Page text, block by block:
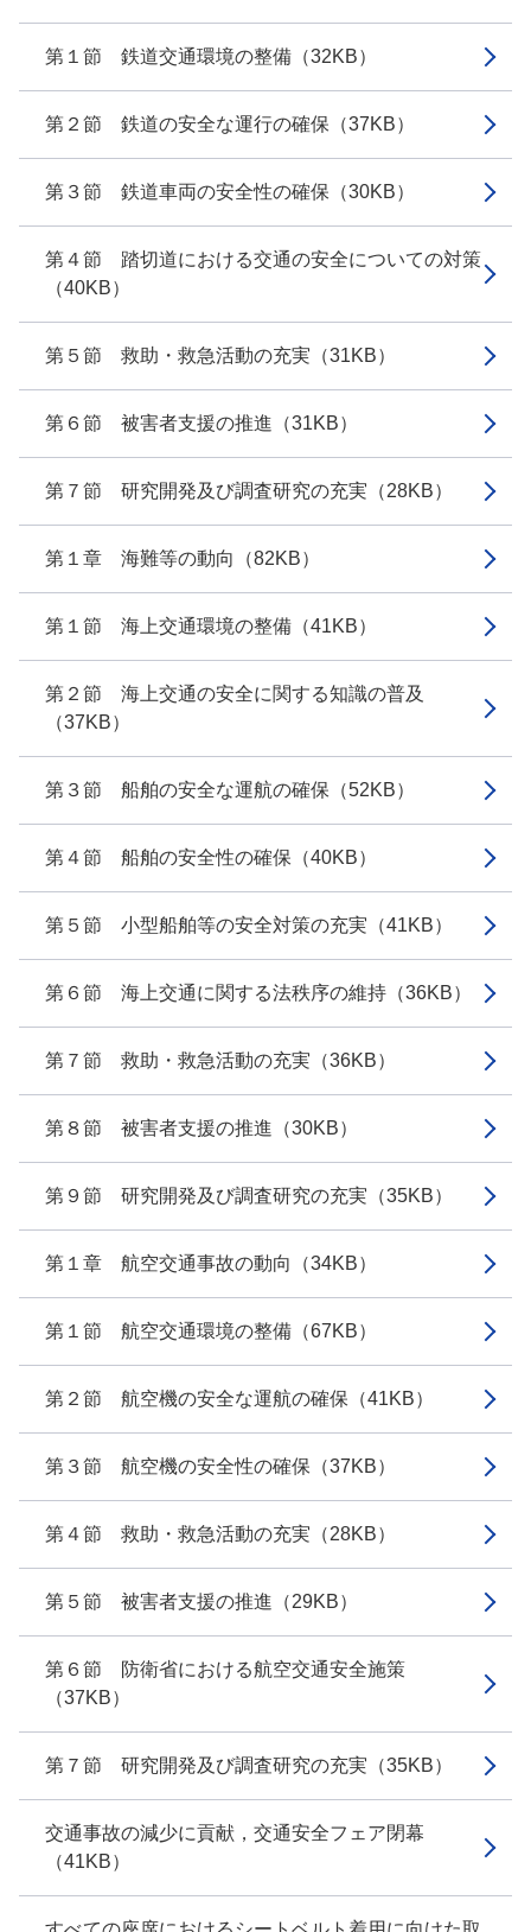
第１節 鉄道交通環境の整備（32KB）
第２節 鉄道の安全な運行の確保（37KB）
第３節 鉄道車両の安全性の確保（30KB）
第４節 踏切道における交通の安全についての対策
（40KB）
第５節 救助・救急活動の充実（31KB）
第６節 被害者支援の推進（31KB）
第７節 研究開発及び調査研究の充実（28KB）
第１章 海難等の動向（82KB）
第１節 海上交通環境の整備（41KB）
第２節 海上交通の安全に関する知識の普及
（37KB）
第３節 船舶の安全な運航の確保（52KB）
第４節 船舶の安全性の確保（40KB）
第５節 小型船舶等の安全対策の充実（41KB）
第６節 海上交通に関する法秩序の維持（36KB）
第７節 救助・救急活動の充実（36KB）
第８節 被害者支援の推進（30KB）
第９節 研究開発及び調査研究の充実（35KB）
第１章 航空交通事故の動向（34KB）
第１節 航空交通環境の整備（67KB）
第２節 航空機の安全な運航の確保（41KB）
第３節 航空機の安全性の確保（37KB）
第４節 救助・救急活動の充実（28KB）
第５節 被害者支援の推進（29KB）
第６節 防衛省における航空交通安全施策
（37KB）
第７節 研究開発及び調査研究の充実（35KB）
交通事故の減少に貢献，交通安全フェア閉幕
（41KB）